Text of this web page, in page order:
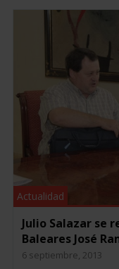
Actualidad
Julio Salazar se
Baleares José
6 septiembre, 2013